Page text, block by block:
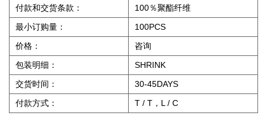
付款和交货条款：
100％聚酯纤维
最小订购量：
100PCS
价格：
咨询
包装明细：
SHRINK
交货时间：
30-45DAYS
付款方式：
T / T，L / C